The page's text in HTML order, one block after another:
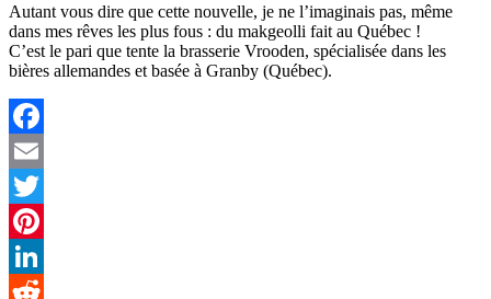
Autant vous dire que cette nouvelle, je ne l’imaginais pas, même
dans mes rêves les plus fous : du makgeolli fait au Québec !
C’est le pari que tente la brasserie Vrooden, spécialisée dans les
bières allemandes et basée à Granby (Québec).
Facebook
Email
Twitter
Pinterest
LinkedIn